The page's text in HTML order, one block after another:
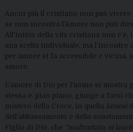
Ancor più il cristiano non può vivere
se non incontra l’Amore non può
All’inizio della vita cristiana non c’è,
una scelta individuale, ma l’incontro
per amore si fa accessibile e vicina,
amore.
L’amore di Dio per l’uomo si mostra
stessa e, pian piano, giunge a farsi
mistero della Croce, in quella kenosi
dell’abbassamento e dello
Figlio di Dio, che “maltrattato, si